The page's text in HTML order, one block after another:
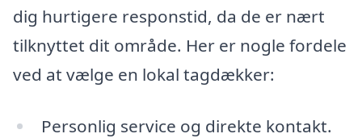
dig hurtigere responstid, da de er nært
tilknyttet dit område. Her er nogle fordele
ved at vælge en lokal tagdækker:
Personlig service og direkte kontakt.